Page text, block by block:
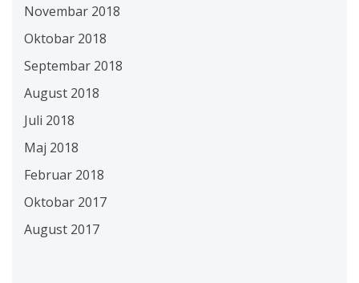
Novembar 2018
Oktobar 2018
Septembar 2018
August 2018
Juli 2018
Maj 2018
Februar 2018
Oktobar 2017
August 2017